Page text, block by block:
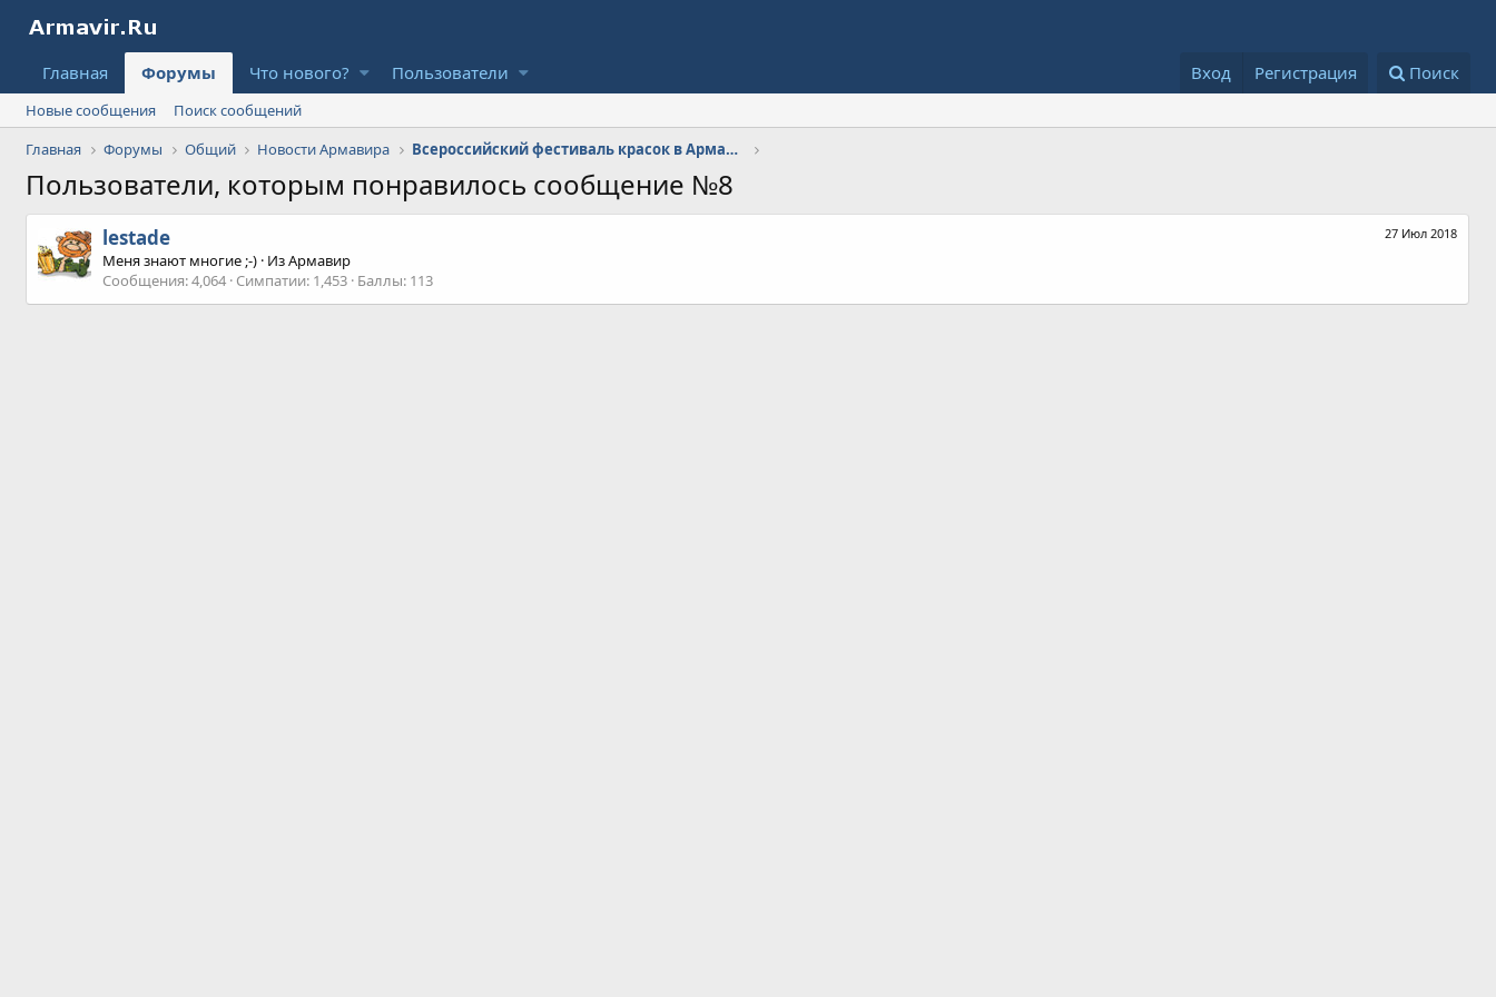
Главная Форумы Что нового? Пользователи Вход Регистрация Поиск
Новые сообщения
Поиск сообщений
Главная
Форумы Общий Новости Армавира Всероссийский фестиваль красок в Армавире
Пользователи, которым понравилось сообщение №8
27 Июл 2018
lestade
Меня знают многие ;-) · ИзАрмавир
Сообщения 4,064 Симпатии 1,453 Баллы 113